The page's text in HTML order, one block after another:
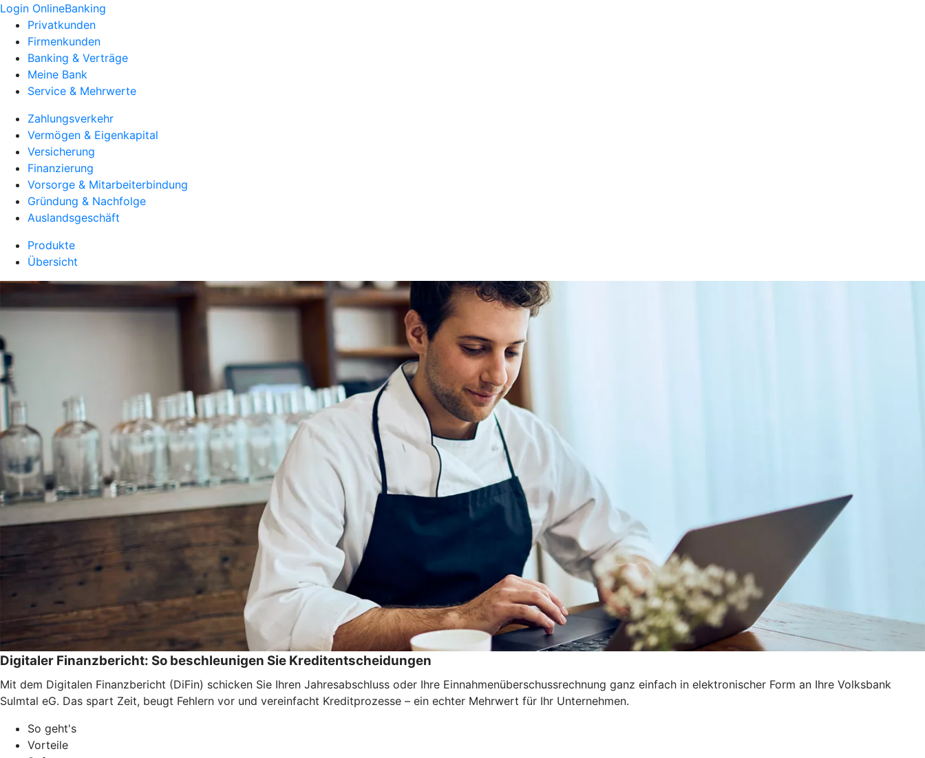
Login OnlineBanking
Privatkunden
Firmenkunden
Banking & Verträge
Meine Bank
Service & Mehrwerte
Zahlungsverkehr
Vermögen & Eigenkapital
Versicherung
Finanzierung
Vorsorge & Mitarbeiterbindung
Gründung & Nachfolge
Auslandsgeschäft
Produkte
Übersicht
Digitaler Finanzbericht: So beschleunigen Sie Kreditentscheidungen
Mit dem Digitalen Finanzbericht (DiFin) schicken Sie Ihren Jahresabschluss oder Ihre Einnahmenüberschussrechnung ganz einfach in elektronischer Form an Ihre Volksbank
Sulmtal eG. Das spart Zeit, beugt Fehlern vor und vereinfacht Kreditprozesse – ein echter Mehrwert für Ihr Unternehmen.
So geht's
Vorteile